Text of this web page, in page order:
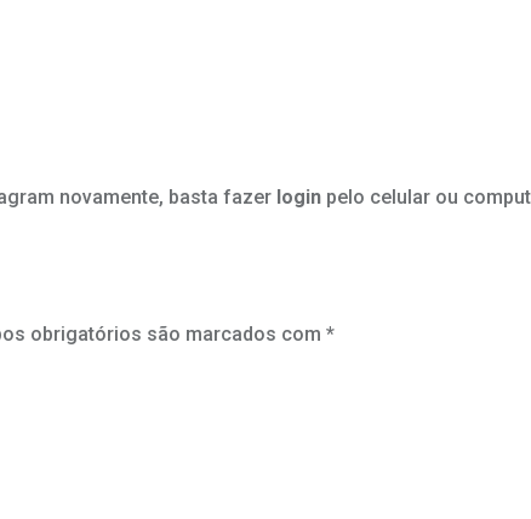
novamente, basta fazer login pelo celular ou
obrigatórios são marcados com *